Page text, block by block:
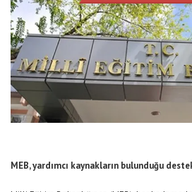
MEB, yardımcı kaynakların bulunduğu